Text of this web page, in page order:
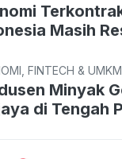
Masih
FINTECH & UMKM
Minyak
di Tengah